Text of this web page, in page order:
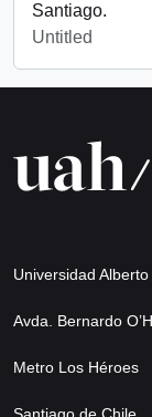
Santiago.
Untitled
Universidad
Avda. Bernardo
Metro Los Héroes
Santiago de Chile